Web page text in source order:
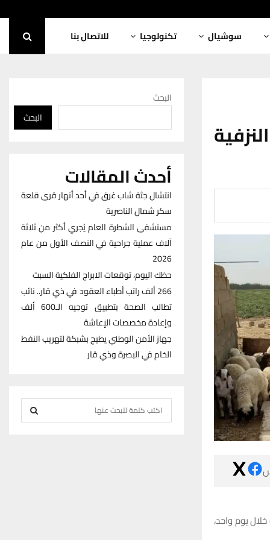
سوشيال تكنولوجيا للاتصال بنا
النزفية
النزفية خلال يوم واحد،
البحث
البحث
أحدث المقالات
انتشال جثة شاب غرق في أحد أنهار قرى قلعة
سكر شمال الناصرية
مستشفى الشطرة العام يُجري أكثر من ثلاثة
آلاف عملية جراحية في النصف الأول من عام
2026
حظك اليوم، توقعات الابراج الفلكية السبت
266 ألف راتب أطباء العقود في ذي قار.. نائب
تطالب الصحة بتطبيق توجيه الـ600 ألف
وإعادة مخصصات الإعاشة
جهاز الأمن الوطني يطيح بشبكة لتهريب النفط
الخام في البصرة وذي قار
e